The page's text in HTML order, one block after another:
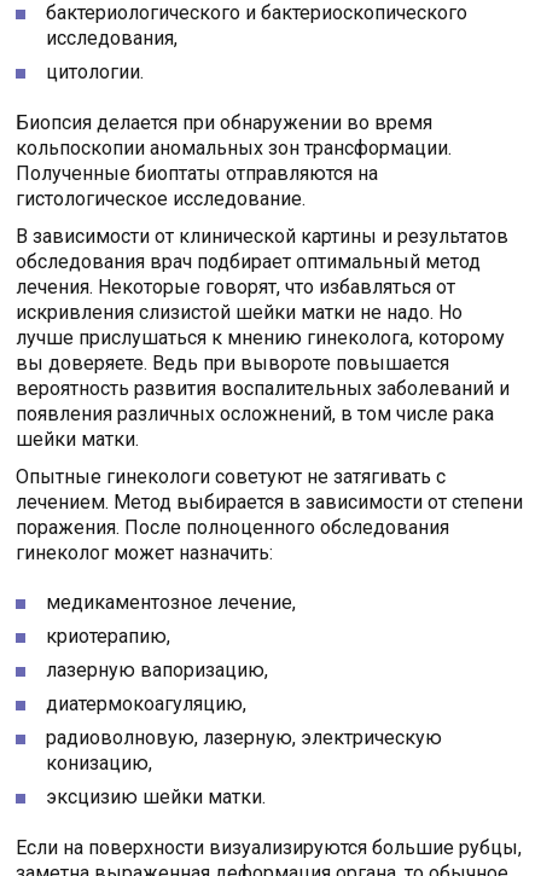
бактериологического и бактериоскопического
исследования,
цитологии.
Биопсия делается при обнаружении во время
кольпоскопии аномальных зон трансформации.
Полученные биоптаты отправляются на
гистологическое исследование.
В зависимости от клинической картины и результатов
обследования врач подбирает оптимальный метод
лечения. Некоторые говорят, что избавляться от
искривления слизистой шейки матки не надо. Но
лучше прислушаться к мнению гинеколога, которому
вы доверяете. Ведь при вывороте повышается
вероятность развития воспалительных заболеваний и
появления различных осложнений, в том числе рака
шейки матки.
Опытные гинекологи советуют не затягивать с
лечением. Метод выбирается в зависимости от степени
поражения. После полноценного обследования
гинеколог может назначить:
медикаментозное лечение,
криотерапию,
лазерную вапоризацию,
диатермокоагуляцию,
радиоволновую, лазерную, электрическую
конизацию,
эксцизию шейки матки.
Если на поверхности визуализируются большие рубцы,